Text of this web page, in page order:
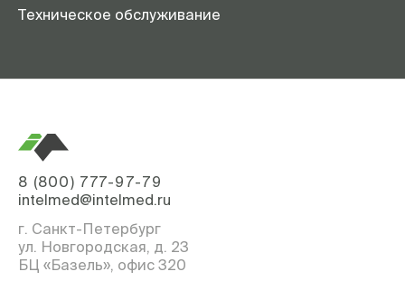
Техническое обслуживание
8 (800) 777-97-79
intelmed@intelmed.ru
г. Санкт-Петербург
ул. Новгородская, д. 23
БЦ «Базель», офис 320